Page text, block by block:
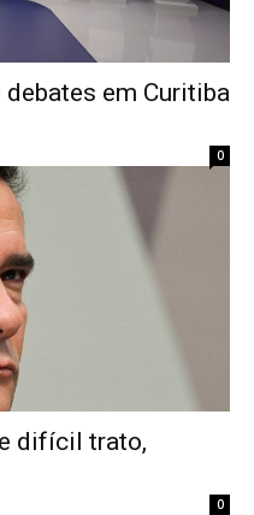
debates em Curitiba
0
difícil trato,
0